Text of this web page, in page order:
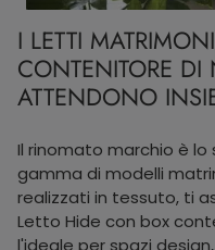
I LETTI
CONTENITORE DI
ATTENDONO
Il rinomato marchio è lo
gamma di modelli
realizzati in tessuto, ti
Letto Hide con box
l'ideale per spazi